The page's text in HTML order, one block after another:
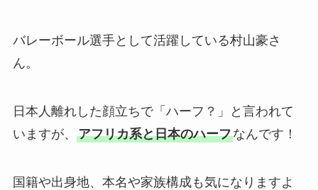
バレーボール選手として活躍している村山豪さ
ん。
日本人離れした顔立ちで「ハーフ？」と言われて
いますが、 アフリカ系と日本のハーフなんです！
国籍や出身地、本名や家族構成も気になりますよ